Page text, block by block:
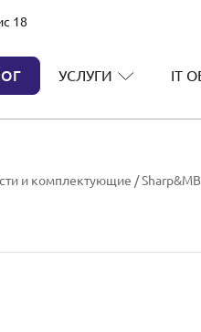
18
УСЛУГИ IT
и комплектующие /Sharp&MB